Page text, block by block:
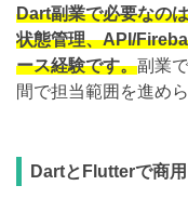
Dart副業で必要なの
状態管理、API/
ース経験です。副業
間で担当範囲を進め
DartとFlutterで商